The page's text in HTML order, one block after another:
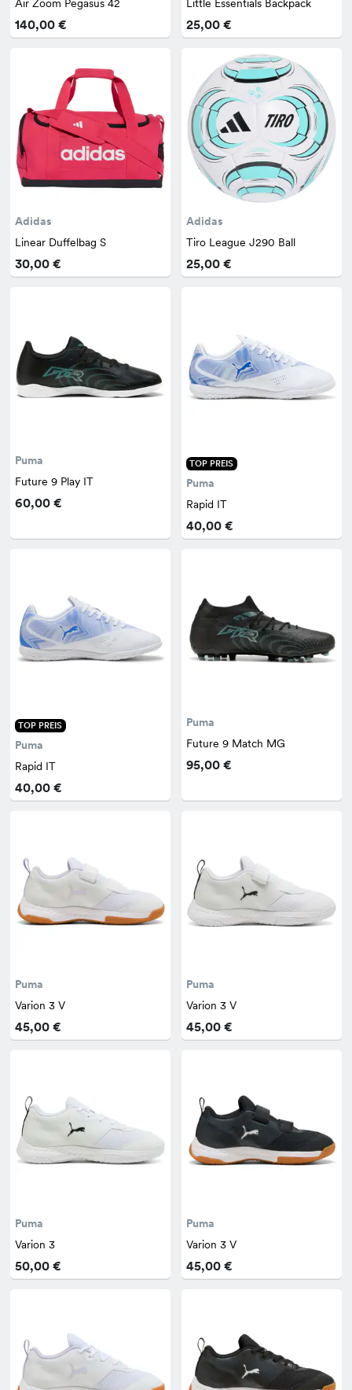
Air Zoom Pegasus 42
140,00 €
Little Essentials Backpack
25,00 €
Adidas
Linear Duffelbag S
30,00 €
Adidas
Tiro League J290 Ball
25,00 €
Puma
Future 9 Play IT
60,00 €
TOP PREIS
Puma
Rapid IT
40,00 €
TOP PREIS
Puma
Rapid IT
40,00 €
Puma
Future 9 Match MG
95,00 €
Puma
Varion 3 V
45,00 €
Puma
Varion 3 V
45,00 €
Puma
Varion 3
50,00 €
Puma
Varion 3 V
45,00 €